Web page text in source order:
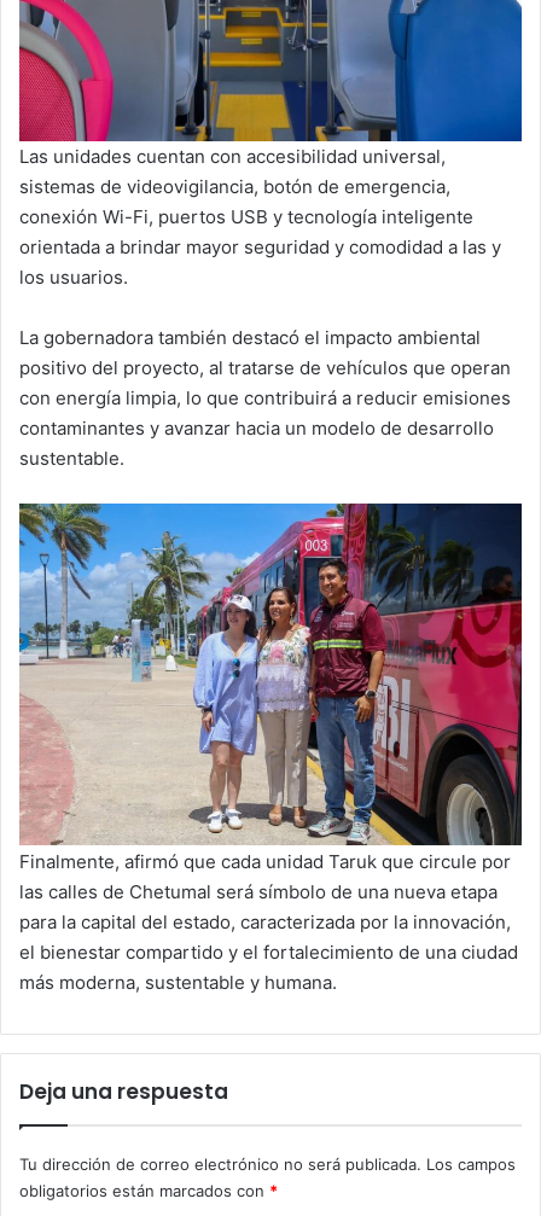
Las unidades cuentan con accesibilidad universal,
sistemas de videovigilancia, botón de emergencia,
conexión Wi-Fi, puertos USB y tecnología inteligente
orientada a brindar mayor seguridad y comodidad a las y
los usuarios.
La gobernadora también destacó el impacto ambiental
positivo del proyecto, al tratarse de vehículos que operan
con energía limpia, lo que contribuirá a reducir emisiones
contaminantes y avanzar hacia un modelo de desarrollo
sustentable.
Finalmente, afirmó que cada unidad Taruk que circule por
las calles de Chetumal será símbolo de una nueva etapa
para la capital del estado, caracterizada por la innovación,
el bienestar compartido y el fortalecimiento de una ciudad
más moderna, sustentable y humana.
Deja una respuesta
Tu dirección de correo electrónico no será publicada. Los campos
obligatorios están marcados con *